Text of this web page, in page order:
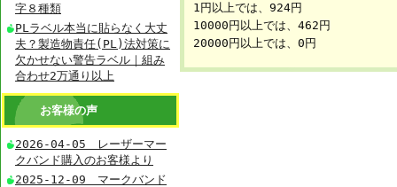
字８種類
PLラベル本当に貼らなく大丈
夫？製造物責任(PL)法対策に
欠かせない警告ラベル｜組み
合わせ2万通り以上
お客様の声
2026-04-05 レーザーマー
クバンド購入のお客様より
2025-12-09 マークバンド
1円以上では、924円
10000円以上では、462円
20000円以上では、0円